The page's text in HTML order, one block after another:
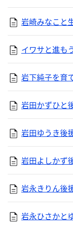
岩崎みなこと
イワサと進も
岩下純子を育
岩田かずひと
岩田ゆうき後
岩田よしかず
岩永きりん後
岩永ひさかと